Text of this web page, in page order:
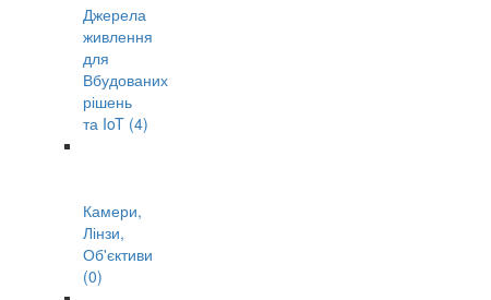
Джерела
живлення
для
Вбудованих
рішень
та IoT (4)
Камери,
Лінзи,
Об'єктиви
(0)